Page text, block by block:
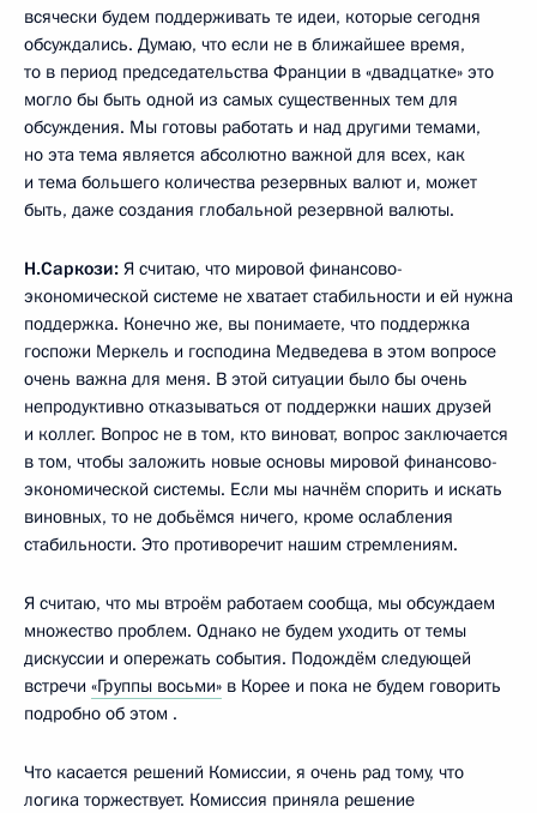
всячески будем поддерживать те идеи, которые сегодня
обсуждались. Думаю, что если не в ближайшее время,
то в период председательства Франции в «двадцатке» это
могло бы быть одной из самых существенных тем для
обсуждения. Мы готовы работать и над другими темами,
но эта тема является абсолютно важной для всех, как
и тема большего количества резервных валют и, может
быть, даже создания глобальной резервной валюты.
Н.Саркози: Я считаю, что мировой финансово-
экономической системе не хватает стабильности и ей нужна
поддержка. Конечно же, вы понимаете, что поддержка
госпожи Меркель и господина Медведева в этом вопросе
очень важна для меня. В этой ситуации было бы очень
непродуктивно отказываться от поддержки наших друзей
и коллег. Вопрос не в том, кто виноват, вопрос заключается
в том, чтобы заложить новые основы мировой финансово-
экономической системы. Если мы начнём спорить и искать
виновных, то не добьёмся ничего, кроме ослабления
стабильности. Это противоречит нашим стремлениям.
Я считаю, что мы втроём работаем сообща, мы обсуждаем
множество проблем. Однако не будем уходить от темы
дискуссии и опережать события. Подождём следующей
встречи «Группы восьми» в Корее и пока не будем говорить
подробно об этом .
Что касается решений Комиссии, я очень рад тому, что
логика торжествует. Комиссия приняла решение